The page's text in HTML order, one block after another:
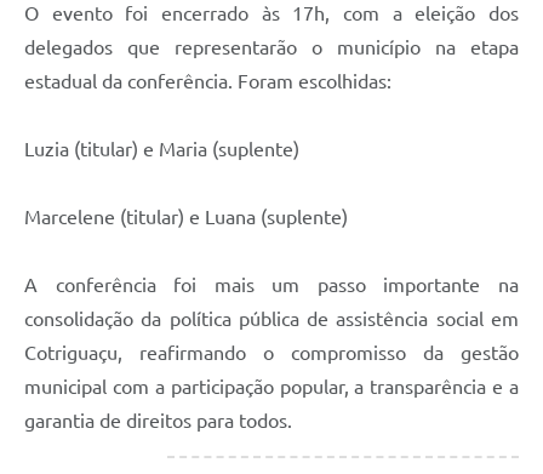
O evento foi encerrado às 17h, com a eleição dos
delegados que representarão o município na etapa
estadual da conferência. Foram escolhidas:
Luzia (titular) e Maria (suplente)
Marcelene (titular) e Luana (suplente)
A conferência foi mais um passo importante na
consolidação da política pública de assistência social em
Cotriguaçu, reafirmando o compromisso da gestão
municipal com a participação popular, a transparência e a
garantia de direitos para todos.